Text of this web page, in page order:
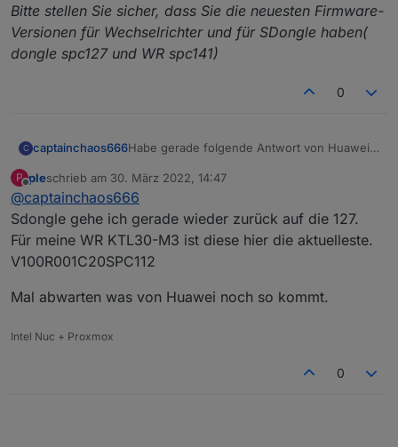
Bitte stellen Sie sicher, dass Sie die neuesten Firmware-
Versionen für Wechselrichter und für SDongle haben(
dongle spc127 und WR spc141)
0
C captainchaos666Habe gerade folgende Antwort von Huawei
Modbus TCP
Bitte stellen Sie sicher, dass Sie die neuesten
Firmware-Versionen für Wechselrichter und
für SDongle haben( dongle spc127 und WR
spc141)
P
Offline
pleschrieb am 30. März 2022, 14:47
zuletzt editiert von
@captainchaos666
Sdongle gehe ich gerade wieder zurück auf die 127.
Für meine WR KTL30-M3 ist diese hier die aktuelleste.
V100R001C20SPC112
Mal abwarten was von Huawei noch so kommt.
Intel Nuc + Proxmox
0